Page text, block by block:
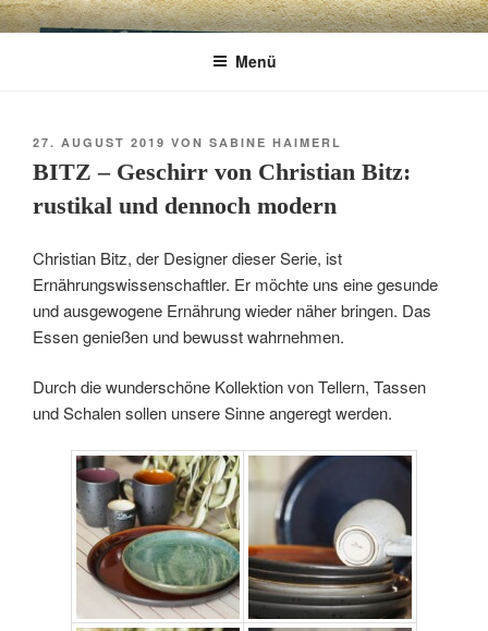
Zum
InhaltCHARME
Geschenkartikel & Kunstobjekte in Bad
Menü
VERÖFFENTLICHT
27. AUGUST 2019 VON SABINE HAIMERL
BITZ – Geschirr von Christian Bitz:
rustikal und dennoch modern
Christian Bitz, der Designer dieser Serie, ist
Ernährungswissenschaftler. Er möchte uns eine gesunde
und ausgewogene Ernährung wieder näher bringen. Das
Essen genießen und bewusst wahrnehmen.
Durch die wunderschöne Kollektion von Tellern, Tassen
und Schalen sollen unsere Sinne angeregt werden.